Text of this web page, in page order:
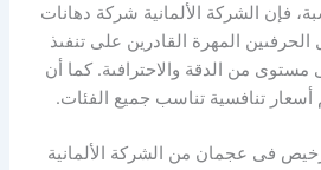
فإن الشركة الألمانية شركة دهانات
المهرة القادرين على تنفىذ
مستوى من الدقة والاحترافىة. كما أن
تنافسية تناسب جميع الفئات.
فى عجمان من الشركة الألمانية